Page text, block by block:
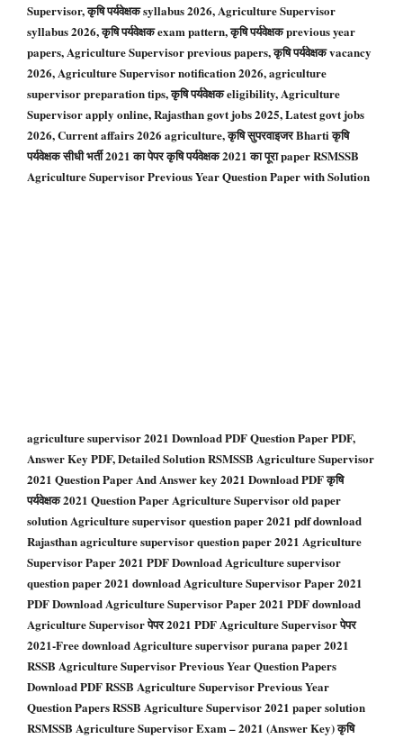
Supervisor, कृषि पर्यवेक्षक syllabus 2026, Agriculture Supervisor
syllabus 2026, कृषि पर्यवेक्षक exam pattern, कृषि पर्यवेक्षक previous year
papers, Agriculture Supervisor previous papers, कृषि पर्यवेक्षक vacancy
2026, Agriculture Supervisor notification 2026, agriculture
supervisor preparation tips, कृषि पर्यवेक्षक eligibility, Agriculture
Supervisor apply online, Rajasthan govt jobs 2025, Latest govt jobs
2026, Current affairs 2026 agriculture, कृषि सुपरवाइजर Bharti कृषि
पर्यवेक्षक सीधी भर्ती 2021 का पेपर कृषि पर्यवेक्षक 2021 का पूरा paper RSMSSB
Agriculture Supervisor Previous Year Question Paper with Solution
agriculture supervisor 2021 Download PDF Question Paper PDF,
Answer Key PDF, Detailed Solution RSMSSB Agriculture Supervisor
2021 Question Paper And Answer key 2021 Download PDF कृषि
पर्यवेक्षक 2021 Question Paper Agriculture Supervisor old paper
solution Agriculture supervisor question paper 2021 pdf download
Rajasthan agriculture supervisor question paper 2021 Agriculture
Supervisor Paper 2021 PDF Download Agriculture supervisor
question paper 2021 download Agriculture Supervisor Paper 2021
PDF Download Agriculture Supervisor Paper 2021 PDF download
Agriculture Supervisor पेपर 2021 PDF Agriculture Supervisor पेपर
2021-Free download Agriculture supervisor purana paper 2021
RSSB Agriculture Supervisor Previous Year Question Papers
Download PDF RSSB Agriculture Supervisor Previous Year
Question Papers RSSB Agriculture Supervisor 2021 paper solution
RSMSSB Agriculture Supervisor Exam – 2021 (Answer Key) कृषि